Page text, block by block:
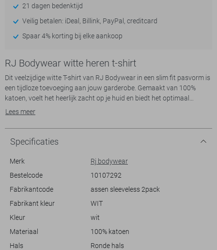
21 dagen bedenktijd
Veilig betalen: iDeal, Billink, PayPal, creditcard
Spaar 4% korting bij elke aankoop
RJ Bodywear witte heren t-shirt
Dit veelzijdige witte T-shirt van RJ Bodywear in een slim fit pasvorm is
een tijdloze toevoeging aan jouw garderobe. Gemaakt van 100%
katoen, voelt het heerlijk zacht op je huid en biedt het optimaal
comfort. De mouwloze snit en de ronde halslijn geven het een
met verschillende kledingstijlen. Het is een perfecte keuze voor een
casual dagje uit of als basislaag onder een blouse of blazer tijdens
een zakelijke bijeenkomst.
Dankzij het normale lengte-ontwerp is dit T-shirt ideaal voor dagelijks
geschikt voor allerlei gelegenheden, van een ontspannen middag in
het park tot een semi-formele avond. Onmisbaar in elke
herengarderobe, biedt dit T-shirt niet alleen veelzijdigheid, maar ook
vleugje verfijning toe aan je dagelijkse outfit met deze betrouwbare en
modieuze keuze.
Lees meer
Specificaties
Merk
Rj bodywear
Bestelcode
10107292
Fabrikantcode
assen sleeveless 2pack
Fabrikant kleur
WIT
Kleur
wit
Materiaal
100% katoen
Hals
Ronde hals